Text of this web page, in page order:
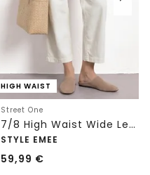
HIGH WAIST
Street One
7/8 High Waist Wide Leg Jeans im Loose Fit
STYLE EMEE
59,99 €